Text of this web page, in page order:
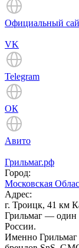
Официальный
VK
Telegram
ОК
Авито
Грильмаг.рф
Город:
Московская
Адрес:
г. Троицк, 41 км
Грильмаг — один
России.
Именно